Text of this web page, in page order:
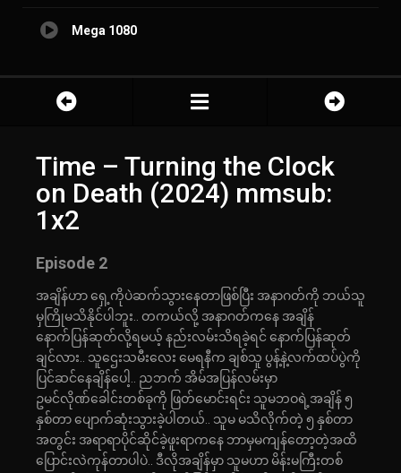
Mega 1080
Time – Turning the Clock
on Death (2024) mmsub:
1x2
Episode 2
အချိန်ဟာ ရှေ့ကိုပဲဆက်သွားနေတာဖြစ်ပြီး အနာဂတ်ကို ဘယ်သူ
မှကြိုမသိနိုင်ပါဘူး.. တကယ်လို့ အနာဂတ်ကနေ အချိန်
နောက်ပြန်ဆုတ်လို့ရမယ့် နည်းလမ်းသိရခဲ့ရင် နောက်ပြန်ဆုတ်
ချင်လား.. သူဌေးသမီးလေး မေရနီက ချစ်သူ ပွန့်နဲ့လက်ထပ်ပွဲကို
ပြင်ဆင်နေချိန်ပေါ့.. ညဘက် အိမ်အပြန်လမ်းမှာ
ဥမင်လိုဏ်ခေါင်းတစ်ခုကို ဖြတ်မောင်းရင်း သူမဘဝရဲ့အချိန် ၅
နှစ်တာ ပျောက်ဆုံးသွားခဲ့ပါတယ်.. သူမ မသိလိုက်တဲ့ ၅ နှစ်တာ
အတွင်း အရာရာပိုင်ဆိုင်ခဲ့ဖူးရာကနေ ဘာမှမကျန်တော့တဲ့အထိ
ပြောင်းလဲကုန်တာပါပဲ.. ဒီလိုအချိန်မှာ သူမဟာ မိန်းမကြီးတစ်